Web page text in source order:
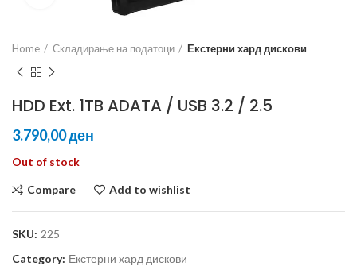
Home Складирање на податоци Екстерни хард дискови
HDD Ext. 1TB ADATA / USB 3.2 / 2.5
ден
Out of stock
Compare Add to wishlist
SKU: 225
Category: Екстерни хард дискови